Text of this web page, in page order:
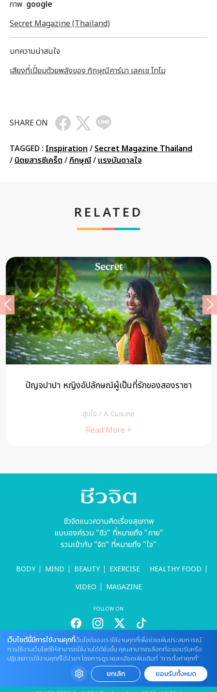
ภาพ google
Secret Magazine (Thailand)
บทความน่าสนใจ
เสียงที่เปี่ยมด้วยพลังของ ภิกษุณีคาร์มา เลคเช โทโม
SHARE ON
TAGGED : Inspiration / Secret Magazine Thailand
/ นิตยสารซีเคร็ต /ภิกษุณี/ แรงบันดาลใจ
RELATED
ปัญจปาปา หญิงอัปลักษณ์ผู้เป็นที่รักของสองราชา
สุขใจ / A Cuisine
Read More +
ชีวจิตแนวความคิดเรื่องสุขภาพ
แบบองค์รวม "ชีว" ที่หมายถึง "กาย"
รวมเข้ากับ "จิต" ที่หมายถึง "ใจ"
BODY MIND BEAUTY EXERCISE
HEALTHY FOOD
VIDEO
MAGAZINE
FOLLOW ON
สนใจลงโฆษณากับเว็บไซต์
Tel : 085 661 4629 / (จันทร์ - ศุกร์ เวลา 09.00 - 18.00 น)
cheewajitmedia@gmail.com
ติดต่อแจ้งปัญหาหรือร้องเรียน
เว็บไซต์นี้มีการใช้งานคุกกี้เว็บไซต์ของเราใช้งานคุกกี้เพื่อช่วยเพิ่มประสบการณ์
การใช้งานเว็บไซต์ให้สามารถใช้งานได้ดียิ่งขึ้น คุณสามารถเลือกที่จะยอมรับหรือ
ปฏิเสธการใช้งานคุกกี้ได้ง่ายๆ โดยการดูรายละเอียดเพิ่มเติมที่ “การตั้งค่าคุกกี้”
ยกเลิก ยอมรับทั้งหมด